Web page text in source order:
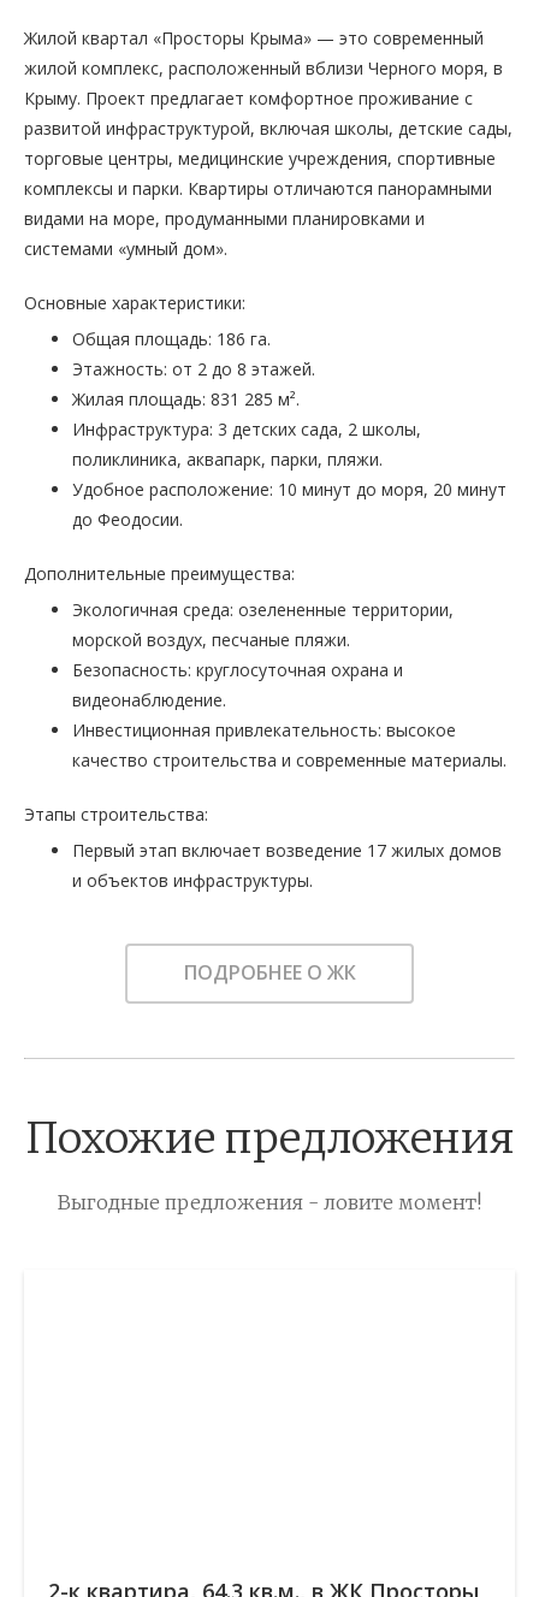
Жилой квартал «Просторы Крыма» — это современный
жилой комплекс, расположенный вблизи Черного моря, в
Крыму. Проект предлагает комфортное проживание с
развитой инфраструктурой, включая школы, детские сады,
торговые центры, медицинские учреждения, спортивные
комплексы и парки. Квартиры отличаются панорамными
видами на море, продуманными планировками и
системами «умный дом».
Основные характеристики:
Общая площадь: 186 га.
Этажность: от 2 до 8 этажей.
Жилая площадь: 831 285 м².
Инфраструктура: 3 детских сада, 2 школы,
поликлиника, аквапарк, парки, пляжи.
Удобное расположение: 10 минут до моря, 20 минут
до Феодосии.
Дополнительные преимущества:
Экологичная среда: озелененные территории,
морской воздух, песчаные пляжи.
Безопасность: круглосуточная охрана и
видеонаблюдение.
Инвестиционная привлекательность: высокое
качество строительства и современные материалы.
Этапы строительства:
Первый этап включает возведение 17 жилых домов
и объектов инфраструктуры.
ПОДРОБНЕЕ О ЖК
Похожие предложения
Выгодные предложения - ловите момент!
2-к квартира, 64.3 кв.м., в ЖК Просторы